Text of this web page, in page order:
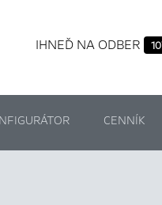
IHNEĎ NA ODBER
CENNÍK